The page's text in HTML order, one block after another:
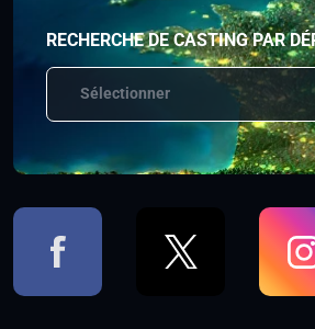
RECHERCHE DE CASTING PAR
Sélectionner